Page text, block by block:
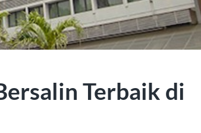
Terbaik di